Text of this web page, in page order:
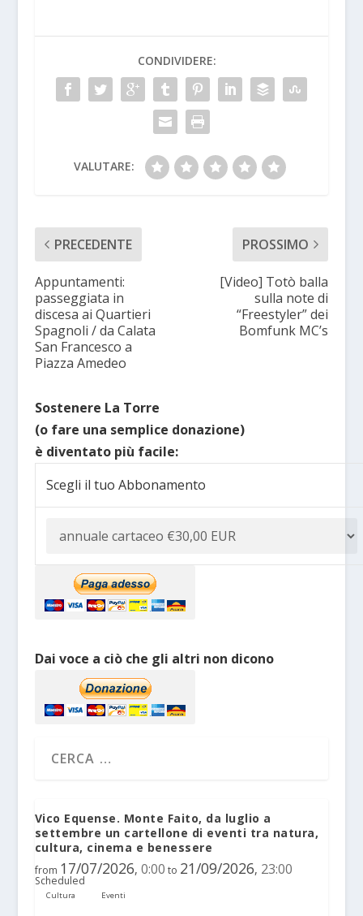
CONDIVIDERE:
VALUTARE:
PRECEDENTE
Appuntamenti:
passeggiata in
discesa ai Quartieri
Spagnoli / da Calata
San Francesco a
Piazza Amedeo
PROSSIMO
[Video] Totò balla
sulla note di
“Freestyler” dei
Bomfunk MC’s
Sostenere La Torre
(o fare una semplice donazione)
è diventato più facile:
Scegli il tuo Abbonamento
Dai voce a ciò che gli altri non dicono
Vico Equense. Monte Faito, da luglio a
settembre un cartellone di eventi tra natura,
cultura, cinema e benessere
from 17/07/2026, 0:00 to 21/09/2026, 23:00
Scheduled
Cultura Eventi